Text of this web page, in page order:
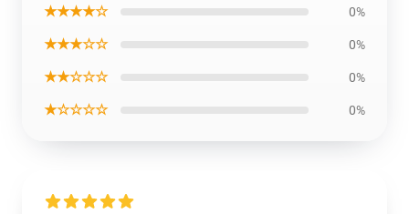
★★★★☆ 0%
★★★☆☆ 0%
★★☆☆☆ 0%
★☆☆☆☆ 0%